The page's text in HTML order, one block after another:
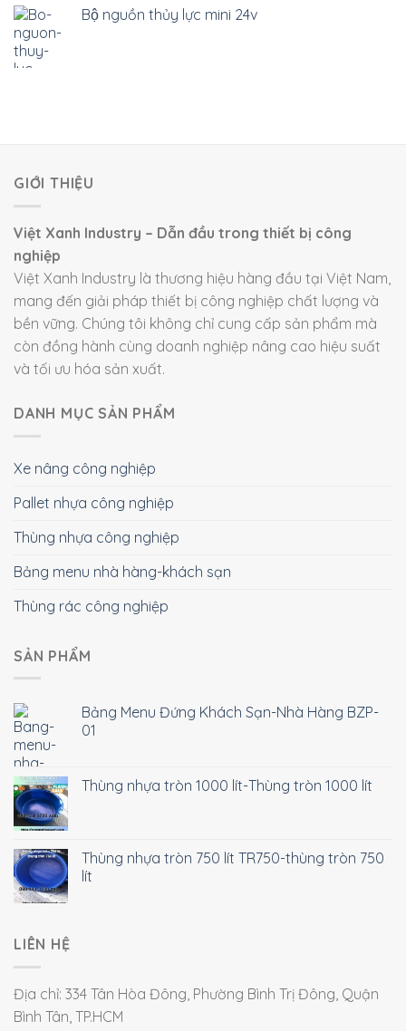
Bộ nguồn thủy lực mini 24v
GIỚI THIỆU
Việt Xanh Industry – Dẫn đầu trong thiết bị công
nghiệp
Việt Xanh Industry là thương hiệu hàng đầu tại Việt Nam,
mang đến giải pháp thiết bị công nghiệp chất lượng và
bền vững. Chúng tôi không chỉ cung cấp sản phẩm mà
còn đồng hành cùng doanh nghiệp nâng cao hiệu suất
và tối ưu hóa sản xuất.
DANH MỤC SẢN PHẨM
Xe nâng công nghiệp
Pallet nhựa công nghiệp
Thùng nhựa công nghiệp
Bảng menu nhà hàng-khách sạn
Thùng rác công nghiệp
SẢN PHẨM
Bảng Menu Đứng Khách Sạn-Nhà Hàng BZP-
01
Thùng nhựa tròn 1000 lít-Thùng tròn 1000 lít
Thùng nhựa tròn 750 lít TR750-thùng tròn 750
lít
LIÊN HỆ
Địa chỉ: 334 Tân Hòa Đông, Phường Bình Trị Đông, Quận
Bình Tân, TP.HCM